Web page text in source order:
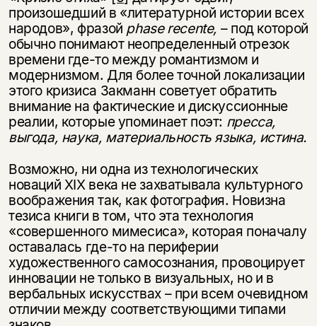
произошедший в «литературной истории всех
народов», фразой phase recente, – под которой
обычно понимают неопределенный отрезок
времени где-то между романтизмом и
модернизмом. Для более точной локализации
этого кризиса Закманн советует обратить
внимание на фактические и дискуссионные
реалии, которые упоминает поэт: пресса,
выгода, наука, материальность языка, истина.
Возможно, ни одна из технологических
новаций XIX века не захватывала культурного
воображения так, как фотография. Новизна
тезиса книги в том, что эта технология
«совершенного мимесиса», которая поначалу
оставалась где-то на периферии
художественного самосознания, провоцирует
инновации не только в визуальных, но и в
вербальных искусствах – при всем очевидном
отличии между соответствующими типами